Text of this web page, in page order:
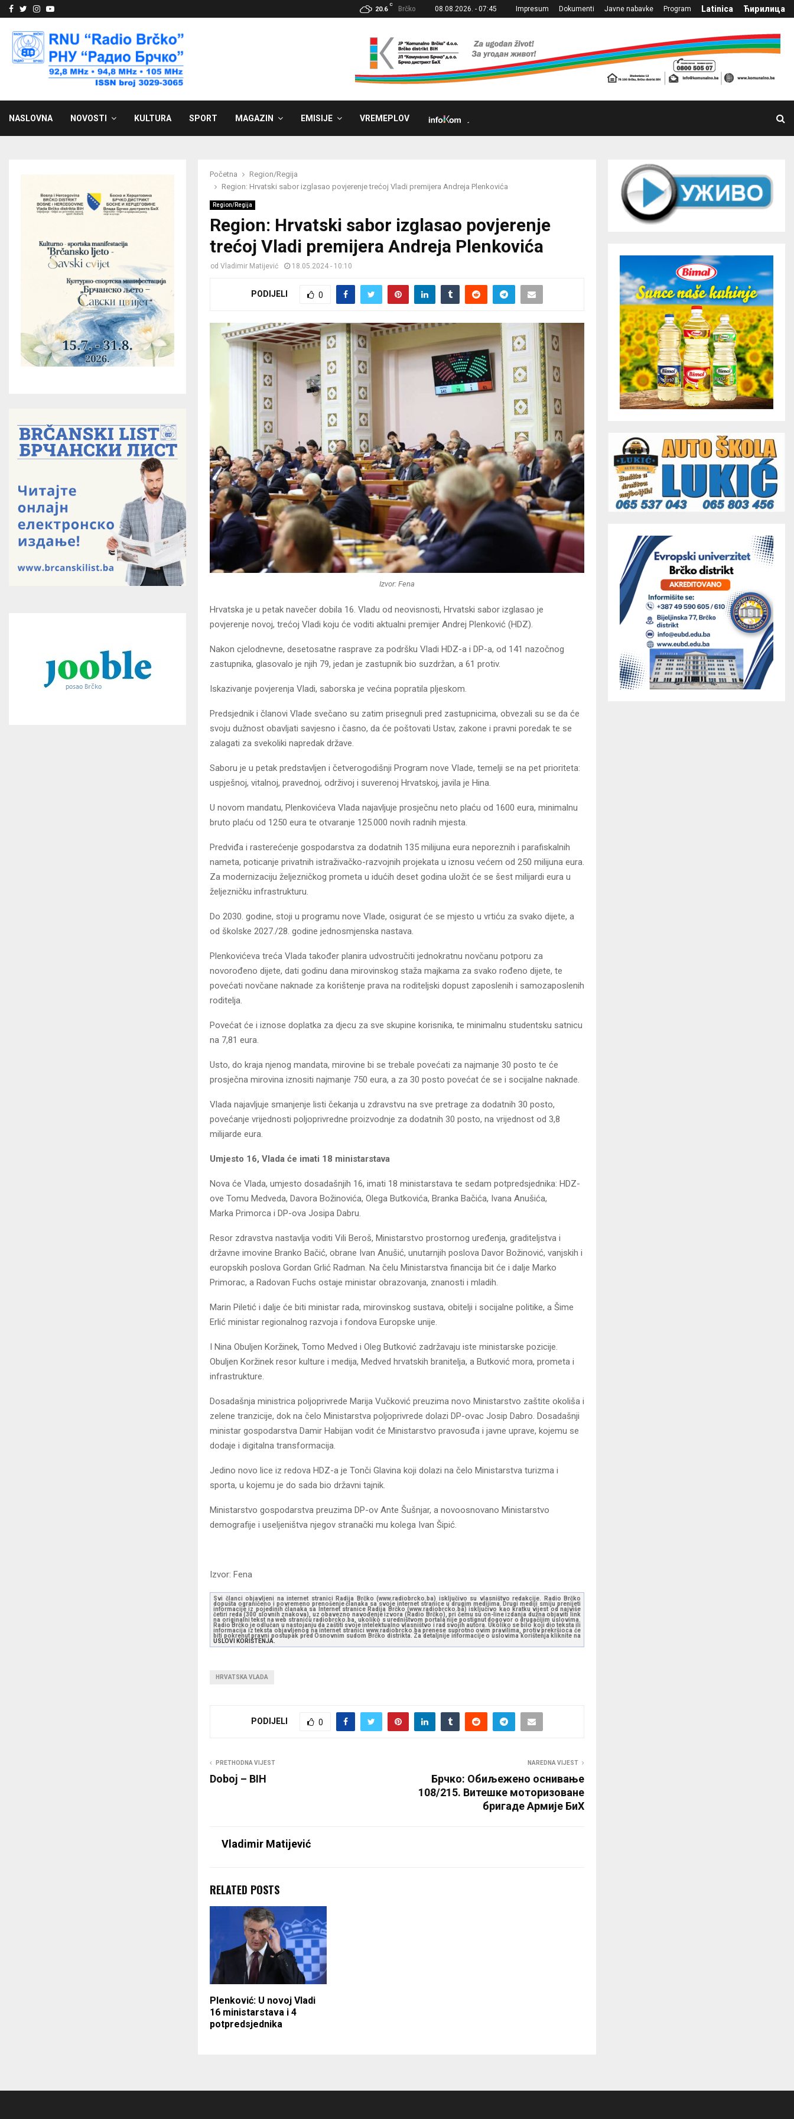
Facebook
Twitter
Instagram
Youtube 20.6
C
Brčko 08.08.2026. - 07:45 Impresum Dokumenti Javne nabavke Program Latinica Ћирилица
NASLOVNA NOVOSTI KULTURA SPORT MAGAZIN EMISIJE VREMEPLOV
Početna
Region/Regija
Region: Hrvatski sabor izglasao povjerenje trećoj Vladi premijera Andreja Plenkovića
Region/Regija
Region: Hrvatski sabor izglasao povjerenje
trećoj Vladi premijera Andreja Plenkovića
od Vladimir Matijević 18.05.2024 - 10:10
PODIJELI 0
Izvor: Fena
Hrvatska je u petak navečer dobila 16. Vladu od neovisnosti, Hrvatski sabor izglasao je
povjerenje novoj, trećoj Vladi koju će voditi aktualni premijer Andrej Plenković (HDZ).
Nakon cjelodnevne, desetosatne rasprave za podršku Vladi HDZ-a i DP-a, od 141 nazočnog
zastupnika, glasovalo je njih 79, jedan je zastupnik bio suzdržan, a 61 protiv.
Iskazivanje povjerenja Vladi, saborska je većina popratila pljeskom.
Predsjednik i članovi Vlade svečano su zatim prisegnuli pred zastupnicima, obvezali su se da će
svoju dužnost obavljati savjesno i časno, da će poštovati Ustav, zakone i pravni poredak te se
zalagati za svekoliki napredak države.
Saboru je u petak predstavljen i četverogodišnji Program nove Vlade, temelji se na pet prioriteta:
uspješnoj, vitalnoj, pravednoj, održivoj i suverenoj Hrvatskoj, javila je Hina.
U novom mandatu, Plenkovićeva Vlada najavljuje prosječnu neto plaću od 1600 eura, minimalnu
bruto plaću od 1250 eura te otvaranje 125.000 novih radnih mjesta.
Predviđa i rasterećenje gospodarstva za dodatnih 135 milijuna eura neporeznih i parafiskalnih
nameta, poticanje privatnih istraživačko-razvojnih projekata u iznosu većem od 250 milijuna eura.
Za modernizaciju željezničkog prometa u idućih deset godina uložit će se šest milijardi eura u
željezničku infrastrukturu.
Do 2030. godine, stoji u programu nove Vlade, osigurat će se mjesto u vrtiću za svako dijete, a
od školske 2027./28. godine jednosmjenska nastava.
Plenkovićeva treća Vlada također planira udvostručiti jednokratnu novčanu potporu za
novorođeno dijete, dati godinu dana mirovinskog staža majkama za svako rođeno dijete, te
povećati novčane naknade za korištenje prava na roditeljski dopust zaposlenih i samozaposlenih
roditelja.
Povećat će i iznose doplatka za djecu za sve skupine korisnika, te minimalnu studentsku satnicu
na 7,81 eura.
Usto, do kraja njenog mandata, mirovine bi se trebale povećati za najmanje 30 posto te će
prosječna mirovina iznositi najmanje 750 eura, a za 30 posto povećat će se i socijalne naknade.
Vlada najavljuje smanjenje listi čekanja u zdravstvu na sve pretrage za dodatnih 30 posto,
povećanje vrijednosti poljoprivredne proizvodnje za dodatnih 30 posto, na vrijednost od 3,8
milijarde eura.
Umjesto 16, Vlada će imati 18 ministarstava
Nova će Vlada, umjesto dosadašnjih 16, imati 18 ministarstava te sedam potpredsjednika: HDZ-
ove Tomu Medveda, Davora Božinovića, Olega Butkovića, Branka Bačića, Ivana Anušića,
Marka Primorca i DP-ova Josipa Dabru.
Resor zdravstva nastavlja voditi Vili Beroš, Ministarstvo prostornog uređenja, graditeljstva i
državne imovine Branko Bačić, obrane Ivan Anušić, unutarnjih poslova Davor Božinović, vanjskih i
europskih poslova Gordan Grlić Radman. Na čelu Ministarstva financija bit će i dalje Marko
Primorac, a Radovan Fuchs ostaje ministar obrazovanja, znanosti i mladih.
Marin Piletić i dalje će biti ministar rada, mirovinskog sustava, obitelji i socijalne politike, a Šime
Erlić ministar regionalnog razvoja i fondova Europske unije.
I Nina Obuljen Koržinek, Tomo Medved i Oleg Butković zadržavaju iste ministarske pozicije.
Obuljen Koržinek resor kulture i medija, Medved hrvatskih branitelja, a Butković mora, prometa i
infrastrukture.
Dosadašnja ministrica poljoprivrede Marija Vučković preuzima novo Ministarstvo zaštite okoliša i
zelene tranzicije, dok na čelo Ministarstva poljoprivrede dolazi DP-ovac Josip Dabro. Dosadašnji
ministar gospodarstva Damir Habijan vodit će Ministarstvo pravosuđa i javne uprave, kojemu se
dodaje i digitalna transformacija.
Jedino novo lice iz redova HDZ-a je Tonči Glavina koji dolazi na čelo Ministarstva turizma i
sporta, u kojemu je do sada bio državni tajnik.
Ministarstvo gospodarstva preuzima DP-ov Ante Šušnjar, a novoosnovano Ministarstvo
demografije i useljeništva njegov stranački mu kolega Ivan Šipić.
Izvor: Fena
Svi članci objavljeni na internet stranici Radija Brčko (www.radiobrcko.ba) isključivo su vlasništvo redakcije. Radio Brčko
dopušta ograničeno i povremeno prenošenje članaka sa svoje internet stranice u drugim medijima. Drugi mediji smiju prenijeti
informacije iz pojedinih članaka sa Internet stranice Radija Brčko (www.radiobrcko.ba) isključivo kao kratku vijest od najviše
četiri reda (300 slovnih znakova), uz obavezno navođenje izvora (Radio Brčko), pri čemu su on-line izdanja dužna objaviti link
na originalni tekst na web stranicu radiobrcko.ba, ukoliko s uredništvom portala nije postignut dogovor o drugačijim uslovima.
Radio Brčko je odlučan u nastojanju da zaštiti svoje intelektualno vlasništvo i rad svojih autora. Ukoliko se bilo koji dio teksta ili
informacija iz teksta objavljenog na internet stranici www.radiobrcko.ba prenese suprotno ovim pravilima, protiv prekršioca će
biti pokrenut pravni postupak pred Osnovnim sudom Brčko distrikta. Za detaljnije informacije o uslovima korištenja kliknite na
USLOVI KORIŠTENJA.
HRVATSKA VLADA
PODIJELI 0
PRETHODNA VIJEST
Doboj – BIH
NAREDNA VIJEST
Брчко: Обиљежено оснивање
108/215. Витешке моторизоване
бригаде Армије БиХ
Vladimir Matijević
RELATED POSTS
Plenković: U novoj Vladi
16 ministarstava i 4
potpredsjednika